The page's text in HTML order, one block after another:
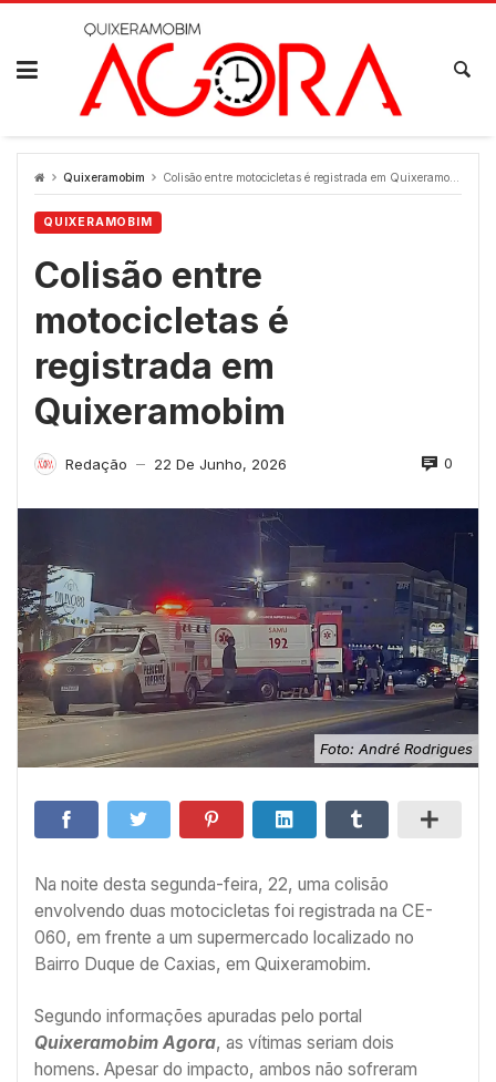
Skip
Quixeramobim Colisão entre motocicletas é registrada em Quixeramobim
QUIXERAMOBIM
Colisão entre
motocicletas é
registrada em
Quixeramobim
Redação — 22 De Junho, 2026 0
Foto: André Rodrigues
Na noite desta segunda-feira, 22, uma colisão
envolvendo duas motocicletas foi registrada na CE-
060, em frente a um supermercado localizado no
Bairro Duque de Caxias, em Quixeramobim.
Segundo informações apuradas pelo portal
Quixeramobim Agora, as vítimas seriam dois
homens. Apesar do impacto, ambos não sofreram